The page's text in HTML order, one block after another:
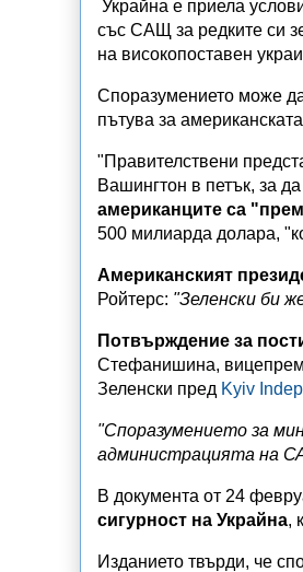
Украйна е приела
със САЩ за редките си
на високопоставен
Споразумението може
пътува за
"Правителствени
Вашингтон в петък, за
американците са
500 милиарда долара,
Американският
Ройтерс: "Зеленски би
Потвърждение за
Стефанишина,
Зеленски пред Kyiv
"Споразумението за
администрацията на
В документа от 24
сигурност на Украйна,
Изданието твърди, че